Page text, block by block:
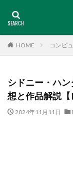
HOME コンピ
シドニー・ハ
想と作品解説【
2024年11月11日